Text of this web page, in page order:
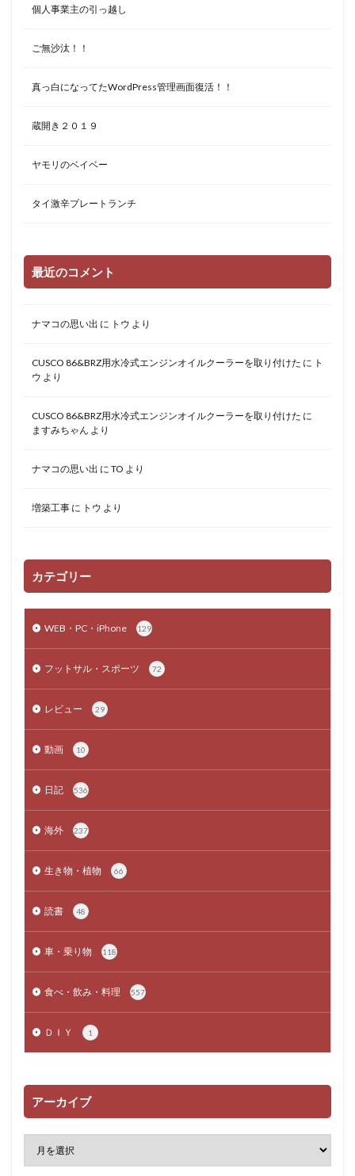
個人事業主の引っ越し
ご無沙汰！！
真っ白になってたWordPress管理画面復活！！
蔵開き２０１９
ヤモリのベイベー
タイ激辛プレートランチ
最近のコメント
ナマコの思い出 に トウ より
CUSCO 86&BRZ用水冷式エンジンオイルクーラーを取り付けた に ト
ウ より
CUSCO 86&BRZ用水冷式エンジンオイルクーラーを取り付けた に
ますみちゃん より
ナマコの思い出 に TO より
増築工事 に トウ より
カテゴリー
WEB・PC・iPhone 129
フットサル・スポーツ 72
レビュー 29
動画 10
日記 536
海外 237
生き物・植物 66
読書 48
車・乗り物 118
食べ・飲み・料理 557
ＤＩＹ 1
アーカイブ